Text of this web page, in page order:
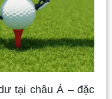
tại châu Á – đặc